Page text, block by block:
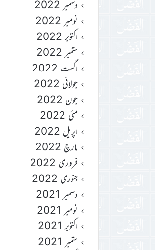
دسمبر 2022
نومبر 2022
اکتوبر 2022
ستمبر 2022
اگست 2022
جولائی 2022
جون 2022
مئی 2022
اپریل 2022
مارچ 2022
فروری 2022
جنوری 2022
دسمبر 2021
نومبر 2021
اکتوبر 2021
ستمبر 2021